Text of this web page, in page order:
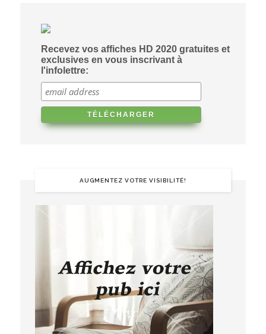
Recevez vos affiches HD 2020 gratuites et
exclusives en vous inscrivant à
l'infolettre:
AUGMENTEZ VOTRE VISIBILITÉ!